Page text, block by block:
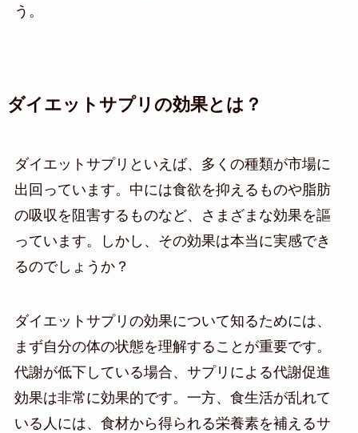
う。
ダイエットサプリの効果とは？
ダイエットサプリといえば、多くの種類が市場に
出回っています。中には食欲を抑えるものや脂肪
の吸収を阻害するものなど、さまざまな効果を謳
っています。しかし、その効果は本当に実感でき
るのでしょうか？
ダイエットサプリの効果について知るためには、
まず自分の体の状態を理解することが重要です。
代謝が低下している場合、サプリによる代謝促進
効果は非常に効果的です。一方、食生活が乱れて
いる人には、食材から得られる栄養素を補えるサ